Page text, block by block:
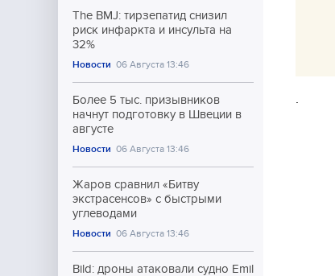
The BMJ: тирзепатид снизил
риск инфаркта и инсульта на
32%
Новости 06 Августа 13:46
Более 5 тыс. призывников
начнут подготовку в Швеции в
августе
Новости 06 Августа 13:46
Жаров сравнил «Битву
экстрасенсов» с быстрыми
углеводами
Новости 06 Августа 13:46
Bild: дроны атаковали судно Emil